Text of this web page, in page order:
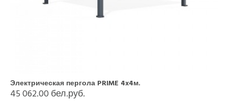
Электрическая пергола PRIME 4x4м.
45 062.00 бел.руб.